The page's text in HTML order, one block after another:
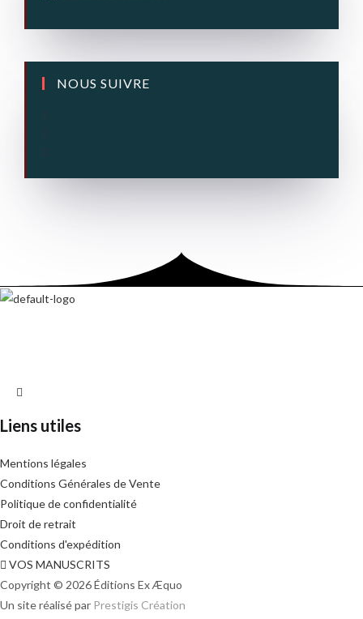
NOUS SUIVRE
Liens utiles
Mentions légales
Conditions Générales de Vente
Politique de confidentialité
Droit de retrait
Conditions d'expédition
VOS MANUSCRITS
Copyright © 2026 Éditions Ex Æquo
Un site réalisé par Prestigis Création